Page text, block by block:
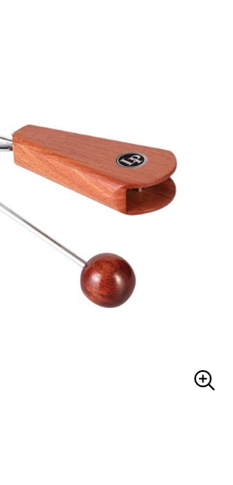
パーカッション
その他楽器